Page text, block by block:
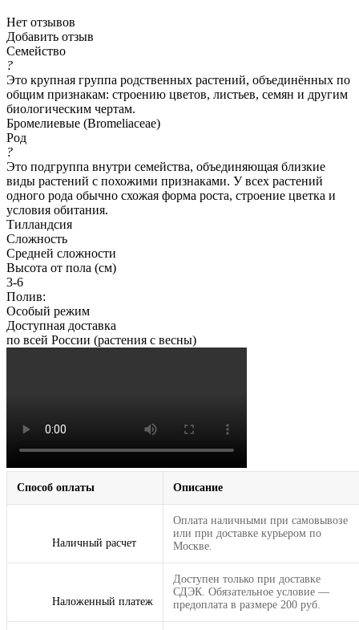
Нет отзывов
Добавить отзыв
Семейство
?
Это крупная группа родственных растений, объединённых по
общим признакам: строению цветов, листьев, семян и другим
биологическим чертам.
Бромелиевые (Bromeliaceae)
Род
?
Это подгруппа внутри семейства, объединяющая близкие
виды растений с похожими признаками. У всех растений
одного рода обычно схожая форма роста, строение цветка и
условия обитания.
Тилландсия
Сложность
Средней сложности
Высота от пола (см)
3-6
Полив:
Особый режим
Доступная доставка
по всей России (растения с весны)
Способ оплаты Описание
Наличный расчет
Оплата наличными при самовывозе
или при доставке курьером по
Москве.
Наложенный платеж
Доступен только при доставке
СДЭК. Обязательное условие —
предоплата в размере 200 руб.